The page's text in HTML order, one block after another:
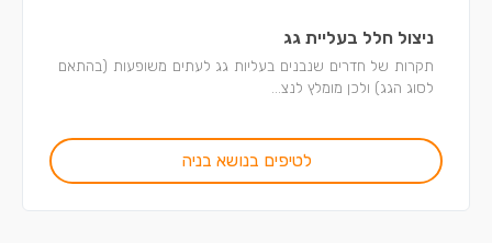
ניצול חלל בעליית גג
תקרות של חדרים שנבנים בעליות גג לעתים משופעות (בהתאם
לסוג הגג) ולכן מומלץ לנצ...
לטיפים בנושא בניה